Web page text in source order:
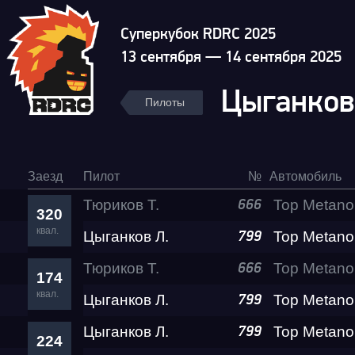
Суперкубок RDRC 2025
13 сентября — 14 сентября 2025
Пилоты
Заезд Пилот № Автомобиль
320
квал.
Тюриков Т. 666
Цыганков Л. 799
174
квал.
Тюриков Т. 666
Цыганков Л. 799
224
Цыганков Л. 799